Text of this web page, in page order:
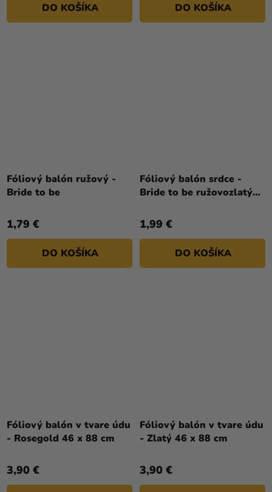
DO KOŠÍKA DO KOŠÍKA
Fóliový balón ružový -
Bride to be
1,79 €
DO KOŠÍKA
Fóliový balón srdce -
Bride to be ružovozlatý
1,99 €
DO KOŠÍKA
Fóliový balón v tvare údu
- Rosegold 46 x 88 cm
3,90 €
Fóliový balón v tvare údu
- Zlatý 46 x 88 cm
3,90 €